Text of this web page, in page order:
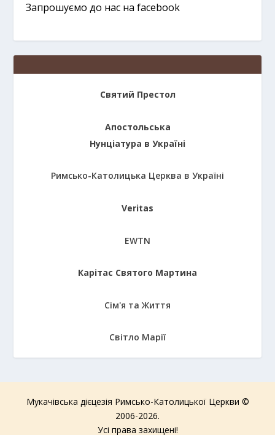
Запрошуємо до нас на facebook
Святий Престол
Апостольська
Нунціатура в Україні
Римсько-Католицька Церква в Україні
Veritas
EWTN
Карітас Святого Мартина
Сім'я та Життя
Світло Марії
Мукачівська дієцезія Римсько-Католицької Церкви ©
2006-2026.
Усі права захищені!